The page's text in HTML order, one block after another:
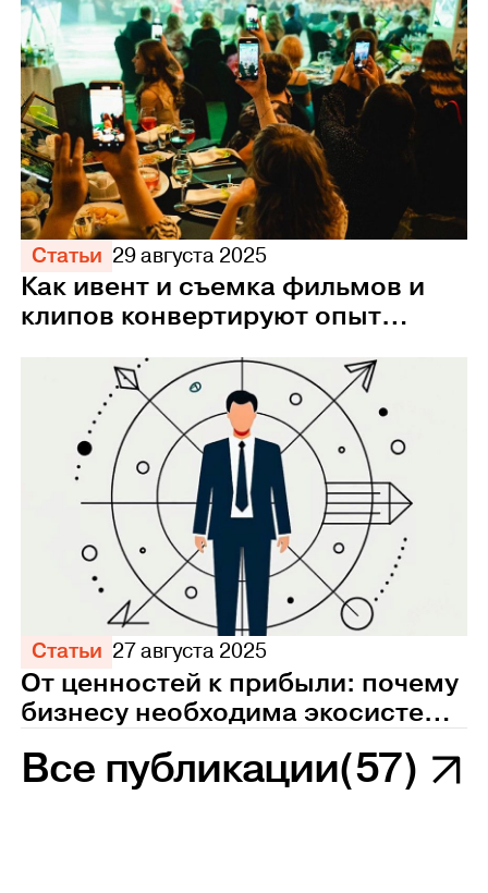
Статьи 29 августа 2025
Как ивент и съемка фильмов и
клипов конвертируют опыт
Статьи 27 августа 2025
От ценностей к прибыли: почему
бизнесу необходима экосистема
управления персоналом
Все публикации(57)